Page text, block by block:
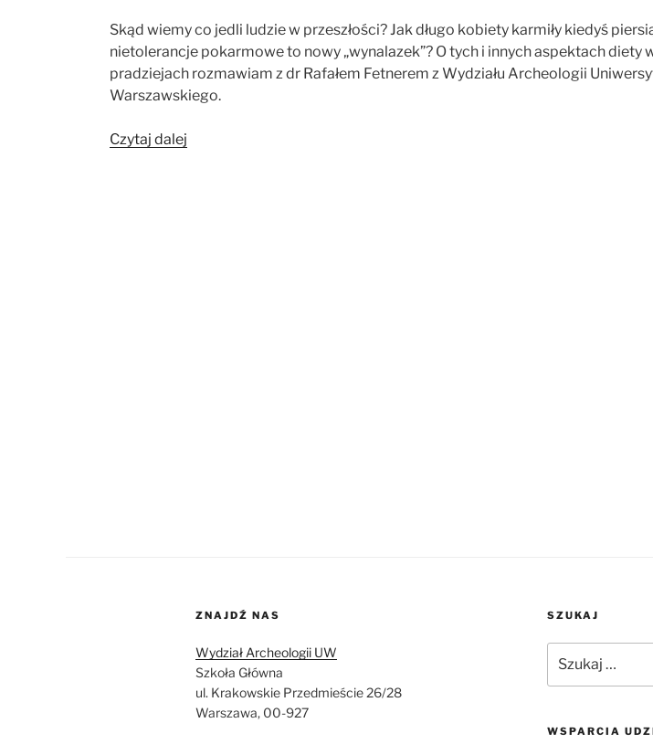
Skąd wiemy co jedli ludzie w przeszłości? Jak długo kobiety karmiły kiedyś
nietolerancje pokarmowe to nowy „wynalazek”? O tych i innych aspektach diety
pradziejach rozmawiam z dr Rafałem Fetnerem z Wydziału Archeologii
Warszawskiego.
Czytaj dalej
ZNAJDŹ NAS
Wydział Archeologii UW
Szkoła Główna
ul. Krakowskie Przedmieście 26/28
Warszawa, 00-927
SZUKAJ
WSPARCIA